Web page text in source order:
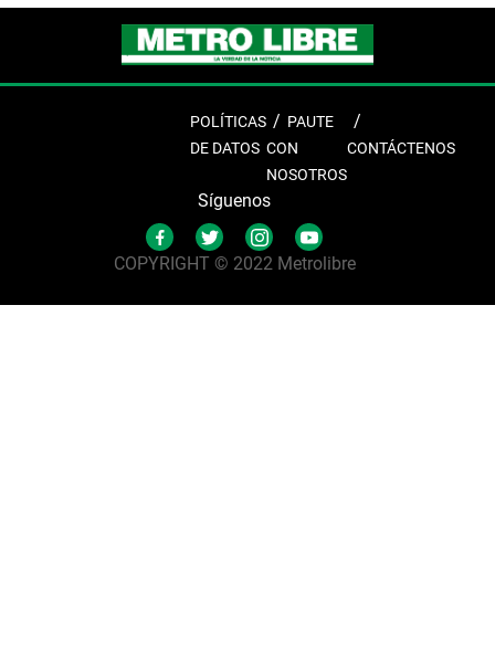
POLÍTICAS
DE DATOS
PAUTE
CON
NOSOTROS
CONTÁCTENOS
Síguenos
COPYRIGHT © 2022 Metrolibre